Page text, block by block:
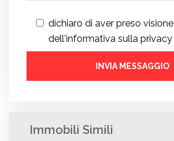
dichiaro di aver preso visione
dell'informativa sulla privacy
Immobili Simili